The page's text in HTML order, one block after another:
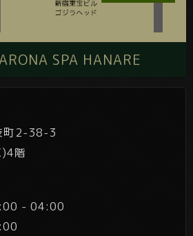
SPA HANARE
町2-38-3
階
- 04:00